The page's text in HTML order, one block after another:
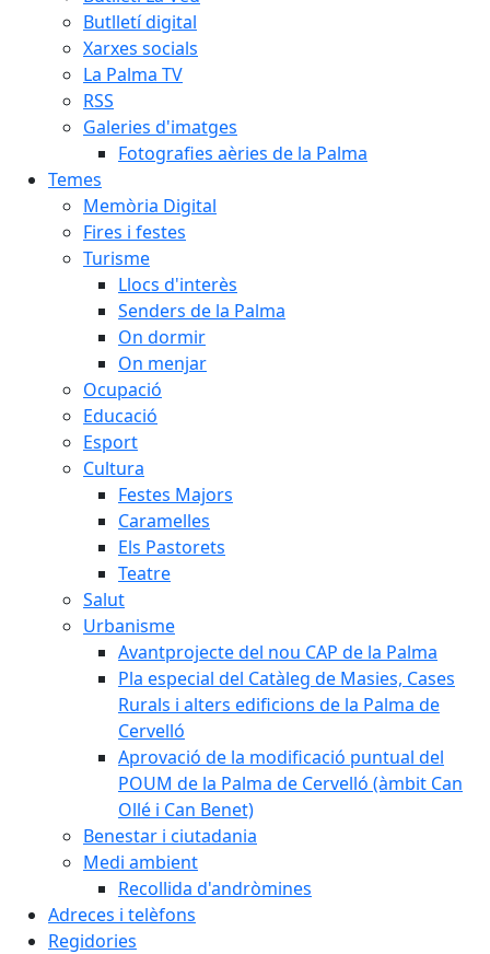
Butlletí digital
Xarxes socials
La Palma TV
RSS
Galeries d'imatges
Fotografies aèries de la Palma
Temes
Memòria Digital
Fires i festes
Turisme
Llocs d'interès
Senders de la Palma
On dormir
On menjar
Ocupació
Educació
Esport
Cultura
Festes Majors
Caramelles
Els Pastorets
Teatre
Salut
Urbanisme
Avantprojecte del nou CAP de la Palma
Pla especial del Catàleg de Masies, Cases
Rurals i alters edificions de la Palma de
Cervelló
Aprovació de la modificació puntual del
POUM de la Palma de Cervelló (àmbit Can
Ollé i Can Benet)
Benestar i ciutadania
Medi ambient
Recollida d'andròmines
Adreces i telèfons
Regidories